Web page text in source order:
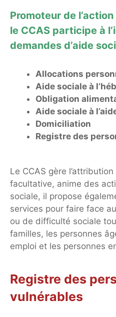
Promoteur de
le CCAS participe à
demandes d’aide
Allocations
Aide sociale à
Obligation
Aide sociale à
Domiciliation
Registre des
Le CCAS gère
facultative, anime des
sociale, il propose
services pour faire face
ou de difficulté sociale
familles, les personnes
emploi et les personnes
Registre des
vulnérables